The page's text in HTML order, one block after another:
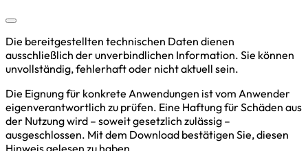
Die bereitgestellten technischen Daten dienen
ausschließlich der unverbindlichen Information. Sie können
unvollständig, fehlerhaft oder nicht aktuell sein.
Die Eignung für konkrete Anwendungen ist vom Anwender
eigenverantwortlich zu prüfen. Eine Haftung für Schäden aus
der Nutzung wird – soweit gesetzlich zulässig –
ausgeschlossen. Mit dem Download bestätigen Sie, diesen